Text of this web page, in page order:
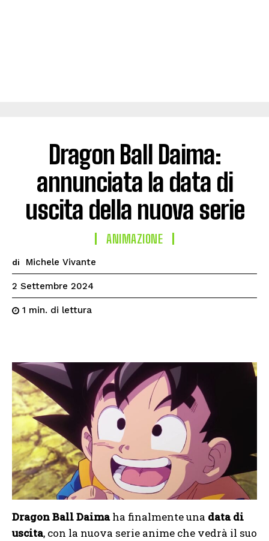
Dragon Ball Daima:
annunciata la data di
uscita della nuova serie
ANIMAZIONE
di Michele Vivante
2 Settembre 2024
1 min. di lettura
Dragon Ball Daimaha finalmente una data di
uscita, con la nuova serie anime che vedrà il suo